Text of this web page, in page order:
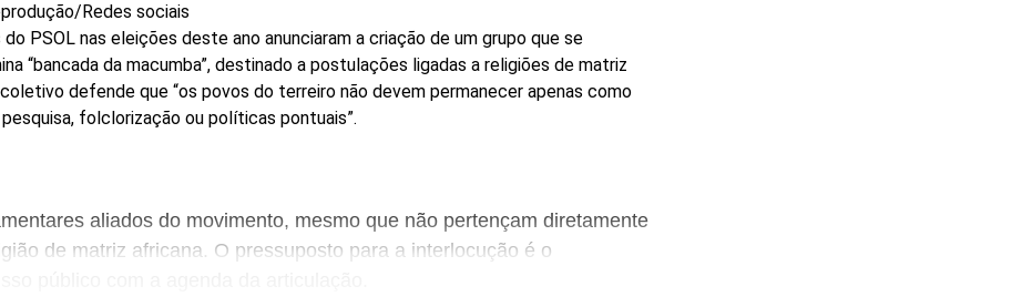
Redes sociais
PSOL nas eleições deste ano anunciaram a criação de um grupo que se
“bancada da macumba”, destinado a postulações ligadas a religiões de matriz
defende que “os povos do terreiro não devem permanecer apenas como
folclorização ou políticas pontuais”.
aliados do movimento, mesmo que não pertençam diretamente
de matriz africana. O pressuposto para a interlocução é o